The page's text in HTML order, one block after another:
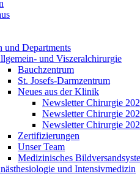
und Departments
und Viszeralchirurgie
Bauchzentrum
St. Josefs-Darmzentrum
Neues aus der Klinik
Newsletter Chirurgie
Newsletter Chirurgie
Newsletter Chirurgie
Zertifizierungen
Unser Team
Medizinisches
und Intensivmedizin